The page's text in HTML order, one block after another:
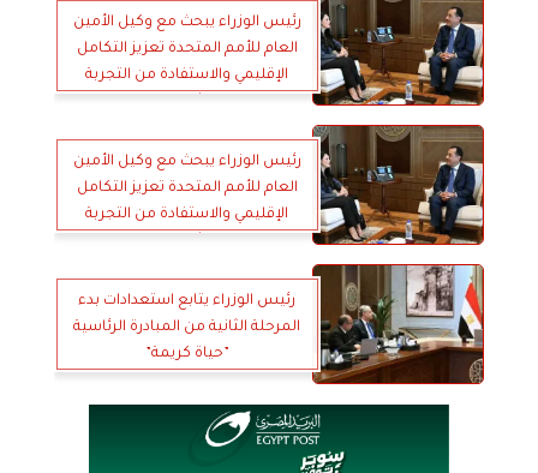
رئيس الوزراء يبحث مع وكيل الأمين
العام للأمم المتحدة تعزيز التكامل
الإقليمي والاستفادة من التجربة
رئيس الوزراء يبحث مع وكيل الأمين
العام للأمم المتحدة تعزيز التكامل
الإقليمي والاستفادة من التجربة
رئيس الوزراء يتابع استعدادات بدء
المرحلة الثانية من المبادرة الرئاسية
”حياة كريمة”